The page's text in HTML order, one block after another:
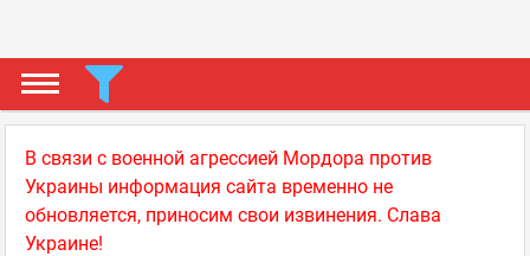
В связи с военной агрессией Мордора против
Украины информация сайта временно не
обновляется, приносим свои извинения. Слава
Украине!